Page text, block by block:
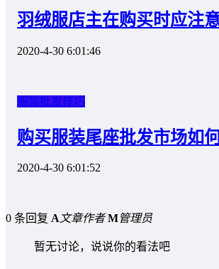
羽绒服店主在购买时应注
2020-4-30 6:01:46
服装批发技巧
购买服装尾座批发市场如
2020-4-30 6:01:52
0 条回复 A文章作者 M管理员
暂无讨论，说说你的看法吧